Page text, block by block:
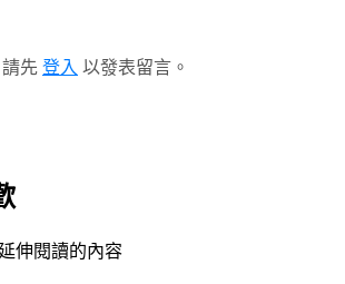
請先 登入 以發表留言。
伸閱讀的內容